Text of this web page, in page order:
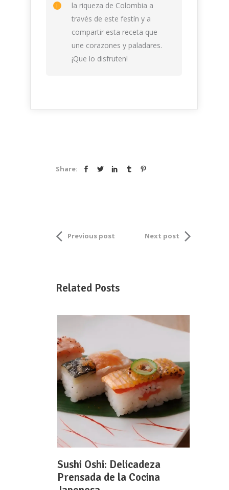
la riqueza de Colombia a
través de este festín y a
compartir esta receta que
une corazones y paladares.
¡Que lo disfruten!
Share:
Previous post Next post
Related Posts
Sushi Oshi: Delicadeza
Prensada de la Cocina